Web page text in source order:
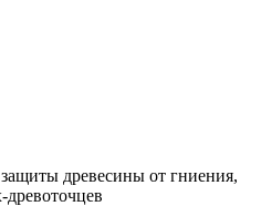
древесины от гниения,